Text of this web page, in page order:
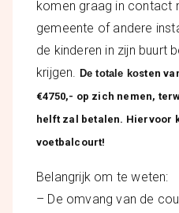
komen graag in contact
gemeente of andere
de kinderen in zijn buurt
krijgen. De totale kosten
€4750,- op zich nemen,
helft zal betalen. Hiervoor
voetbalcourt!
Belangrijk om te weten:
– De omvang van de